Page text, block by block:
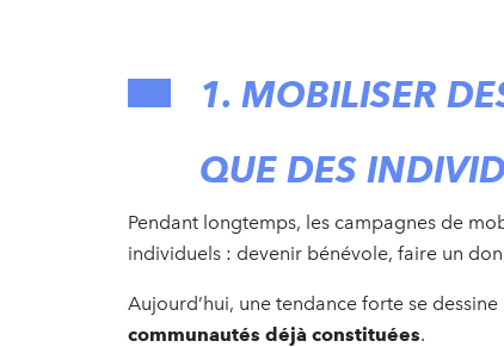
1. MOBILISER
QUE DES
Pendant longtemps, les campagnes de
individuels : devenir bénévole, faire un
Aujourd’hui, une tendance forte se
communautés déjà constituées.